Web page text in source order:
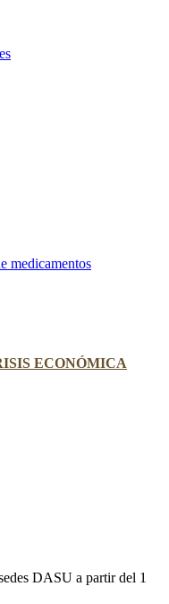
medicamentos
ECONÓMICA
DASU a partir del 1